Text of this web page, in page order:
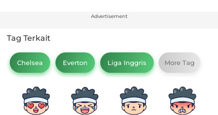
Advertisement
Tag Terkait
Chelsea Everton Liga Inggris More Tag